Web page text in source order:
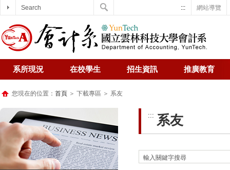
網站導覽
:::
系所現況 在校學生 招生資訊 推廣教育
您現在的位置： 首頁 ＞ 下載專區 ＞ 系友
::: 系友
Search
輸入關鍵字搜尋